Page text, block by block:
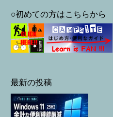
○初めての方はこちらから
最新の投稿